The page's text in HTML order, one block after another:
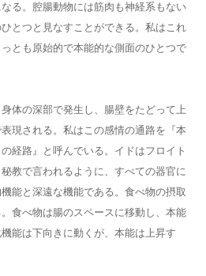
る。腔腸動物には筋肉も神経系もない
とつと見なすことができる。私はこれ
とも原始的で本能的な側面のひとつで
体の深部で発生し、腸壁をたどって上
現される。私はこの感情の通路を『本
経路』と呼んでいる。イドはフロイト
教で言われるように、すべての器官に
能と深遠な機能である。食べ物の摂取
食べ物は腸のスペースに移動し、本能
能は下向きに動くが、本能は上昇す